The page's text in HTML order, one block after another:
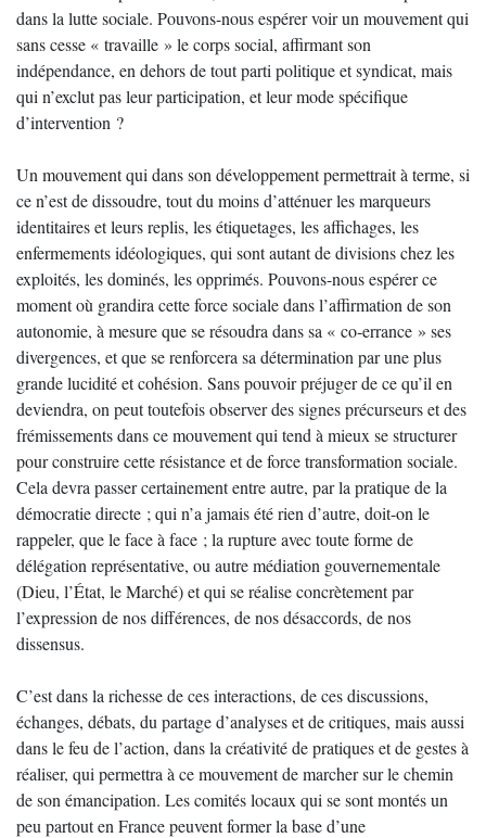
dans la lutte sociale. Pouvons-nous espérer voir un mouvement qui
sans cesse « travaille » le corps social, affirmant son
indépendance, en dehors de tout parti politique et syndicat, mais
qui n’exclut pas leur participation, et leur mode spécifique
d’intervention ?
Un mouvement qui dans son développement permettrait à terme, si
ce n’est de dissoudre, tout du moins d’atténuer les marqueurs
identitaires et leurs replis, les étiquetages, les affichages, les
enfermements idéologiques, qui sont autant de divisions chez les
exploités, les dominés, les opprimés. Pouvons-nous espérer ce
moment où grandira cette force sociale dans l’affirmation de son
autonomie, à mesure que se résoudra dans sa « co-errance » ses
divergences, et que se renforcera sa détermination par une plus
grande lucidité et cohésion. Sans pouvoir préjuger de ce qu’il en
deviendra, on peut toutefois observer des signes précurseurs et des
frémissements dans ce mouvement qui tend à mieux se structurer
pour construire cette résistance et de force transformation sociale.
Cela devra passer certainement entre autre, par la pratique de la
démocratie directe ; qui n’a jamais été rien d’autre, doit-on le
rappeler, que le face à face ; la rupture avec toute forme de
délégation représentative, ou autre médiation gouvernementale
(Dieu, l’État, le Marché) et qui se réalise concrètement par
l’expression de nos différences, de nos désaccords, de nos
dissensus.
C’est dans la richesse de ces interactions, de ces discussions,
échanges, débats, du partage d’analyses et de critiques, mais aussi
dans le feu de l’action, dans la créativité de pratiques et de gestes à
réaliser, qui permettra à ce mouvement de marcher sur le chemin
de son émancipation. Les comités locaux qui se sont montés un
peu partout en France peuvent former la base d’une